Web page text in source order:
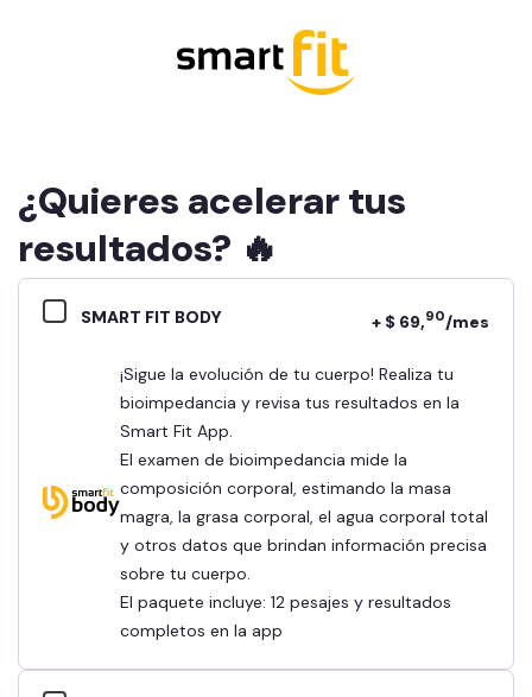
¿Quieres acelerar tus
resultados? 🔥
SMART FIT BODY + $ 69,90/mes
¡Sigue la evolución de tu cuerpo! Realiza tu
bioimpedancia y revisa tus resultados en la
Smart Fit App.
El examen de bioimpedancia mide la
composición corporal, estimando la masa
magra, la grasa corporal, el agua corporal total
y otros datos que brindan información precisa
sobre tu cuerpo.
El paquete incluye: 12 pesajes y resultados
completos en la app